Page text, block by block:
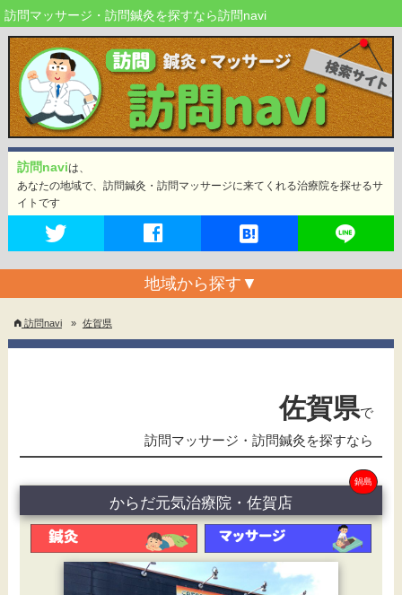
訪問マッサージ・訪問鍼灸を探すなら訪問navi
訪問naviは、
あなたの地域で、訪問鍼灸・訪問マッサージに来てくれる治療院を探せるサ
イトです
地域から探す ▼
訪問navi » 佐賀県
佐賀県で
訪問マッサージ・訪問鍼灸を探すなら
鍋島
からだ元気治療院・佐賀店